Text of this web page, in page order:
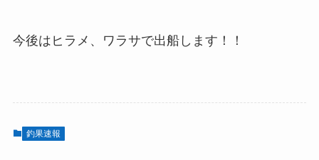
今後はヒラメ、ワラサで出船します！！
釣果速報